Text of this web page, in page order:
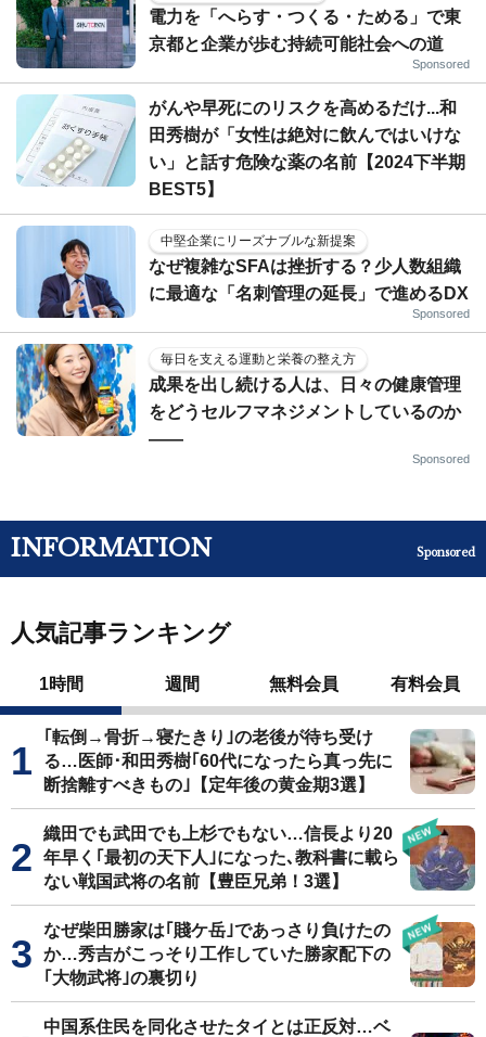
電力を「へらす・つくる・ためる」で東
京都と企業が歩む持続可能社会への道
Sponsored
がんや早死にのリスクを高めるだけ...和
田秀樹が「女性は絶対に飲んではいけな
い」と話す危険な薬の名前【2024下半期
BEST5】
中堅企業にリーズナブルな新提案
なぜ複雑なSFAは挫折する？少人数組織
に最適な「名刺管理の延長」で進めるDX
Sponsored
毎日を支える運動と栄養の整え方
成果を出し続ける人は、日々の健康管理
をどうセルフマネジメントしているのか
——
Sponsored
INFORMATION Sponsored
人気記事ランキング
1時間 週間 無料会員 有料会員
｢転倒→骨折→寝たきり｣の老後が待ち受け
る…医師･和田秀樹｢60代になったら真っ先に
断捨離すべきもの｣【定年後の黄金期3選】
織田でも武田でも上杉でもない…信長より20
年早く｢最初の天下人｣になった､教科書に載ら
ない戦国武将の名前【豊臣兄弟！3選】
なぜ柴田勝家は｢賤ケ岳｣であっさり負けたの
か…秀吉がこっそり工作していた勝家配下の
｢大物武将｣の裏切り
中国系住民を同化させたタイとは正反対…ベ